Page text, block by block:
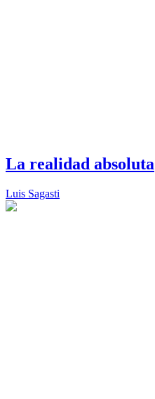
La realidad absoluta
Luis Sagasti